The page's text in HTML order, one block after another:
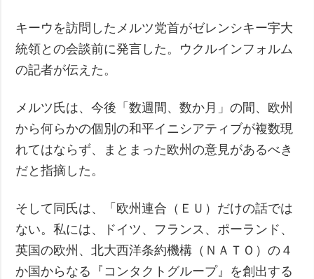
キーウを訪問したメルツ党首がゼレンシキー宇大
統領との会談前に発言した。ウクルインフォルム
の記者が伝えた。
メルツ氏は、今後「数週間、数か月」の間、欧州
から何らかの個別の和平イニシアティブが複数現
れてはならず、まとまった欧州の意見があるべき
だと指摘した。
そして同氏は、「欧州連合（ＥＵ）だけの話では
ない。私には、ドイツ、フランス、ポーランド、
英国の欧州、北大西洋条約機構（ＮＡＴＯ）の４
か国からなる『コンタクトグループ』を創出する